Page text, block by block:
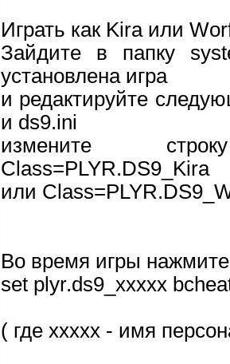
Играть как Kira или
Зайдите в папку
установлена игра
и редактируйте
и ds9.ini
измените
Class=PLYR.DS9_Kira
или
Во время игры
set plyr.ds9_ххххх
( где ххххх - имя